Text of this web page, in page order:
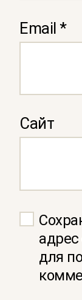
Email*
Сайт
адрес
для